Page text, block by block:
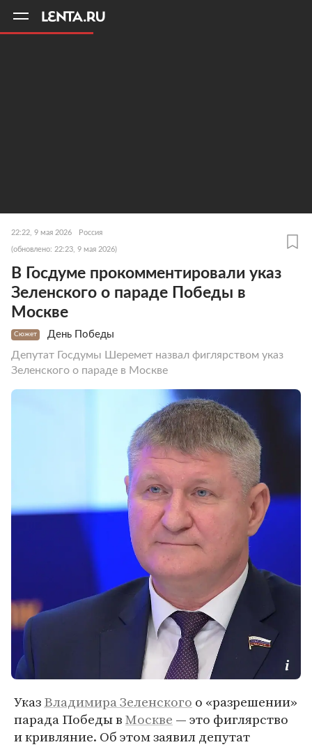
22:22, 9 мая 2026 Россия
(обновлено: 22:23, 9 мая 2026)
В Госдуме прокомментировали указ
Зеленского о параде Победы в
Москве
Сюжет День Победы
Депутат Госдумы Шеремет назвал фиглярством указ
Зеленского о параде в Москве
УказВладимира Зеленского о «разрешении»
парада Победы вМоскве — это фиглярство
и кривляние. Об этом заявил депутат